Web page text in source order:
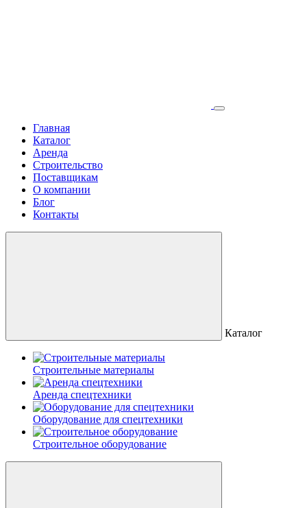
Главная
Каталог
Аренда
Строительство
Поставщикам
О компании
Блог
Контакты
Каталог
Строительные материалы
Аренда спецтехники
Оборудование для спецтехники
Строительное оборудование